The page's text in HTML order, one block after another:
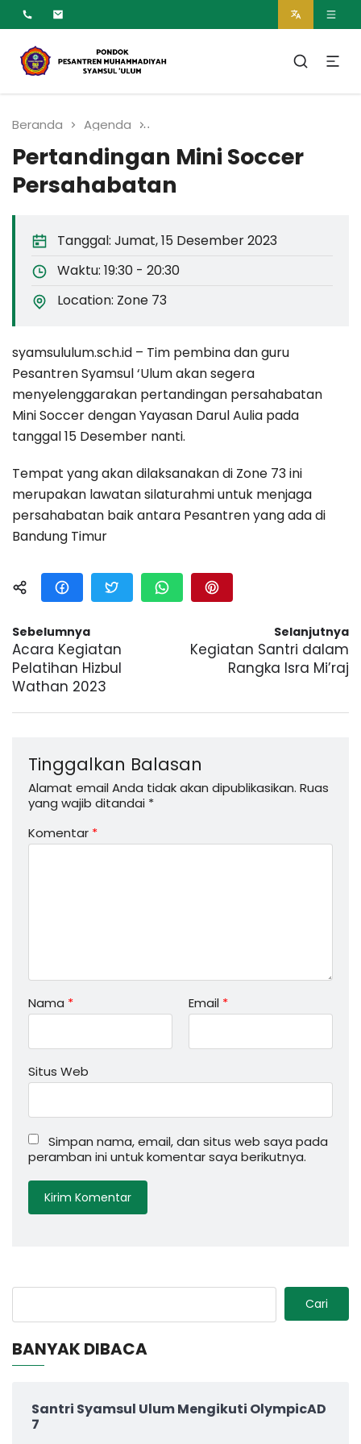
Pesantren Syamsul
Ulum Muhammadiyah
Beranda Agenda
Pertandingan Mini Soccer
Persahabatan
Tanggal: Jumat, 15 Desember 2023
Waktu: 19:30 - 20:30
Location: Zone 73
syamsululum.sch.id – Tim pembina dan guru
Pesantren Syamsul ‘Ulum akan segera
menyelenggarakan pertandingan persahabatan
Mini Soccer dengan Yayasan Darul Aulia pada
tanggal 15 Desember nanti.
Tempat yang akan dilaksanakan di Zone 73 ini
merupakan lawatan silaturahmi untuk menjaga
persahabatan baik antara Pesantren yang ada di
Bandung Timur
Sebelumnya
Acara Kegiatan
Pelatihan Hizbul
Wathan 2023
Selanjutnya
Kegiatan Santri dalam
Rangka Isra Mi’raj
Tinggalkan Balasan
Alamat email Anda tidak akan dipublikasikan. Ruas
yang wajib ditandai *
Komentar *
Nama * Email *
Situs Web
Simpan nama, email, dan situs web saya pada
peramban ini untuk komentar saya berikutnya.
Cari
BANYAK DIBACA
Santri Syamsul Ulum Mengikuti OlympicAD
7